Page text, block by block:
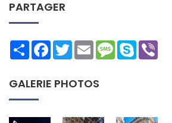
PARTAGER
ShareFacebookTwitterEmailMessage
Skype
GALERIE PHOTOS